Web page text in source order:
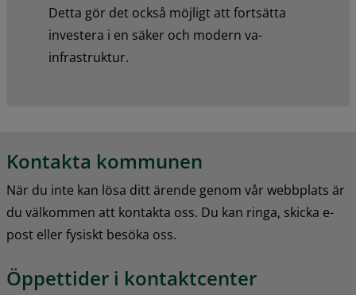
Detta gör det också möjligt att fortsätta
investera i en säker och modern va-
infrastruktur.
Kontakta kommunen
När du inte kan lösa ditt ärende genom vår webbplats är
du välkommen att kontakta oss. Du kan ringa, skicka e-
post eller fysiskt besöka oss.
Öppettider i kontaktcenter